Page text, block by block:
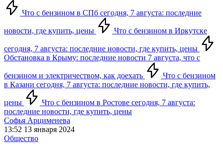
Что с бензином в СПб сегодня, 7 августа: последние
новости, где купить, цены Что с бензином в Иркутске
сегодня, 7 августа: последние новости, где купить, цены
Обстановка в Крыму: последние новости 7 августа, что с
бензином и электричеством, как доехать
Что с бензином
в Казани сегодня, 7 августа: последние новости, где купить,
цены
Что с бензином в Ростове сегодня, 7 августа:
последние новости, где купить, цены
Софья Арцименева
13:52 13 января 2024
Общество